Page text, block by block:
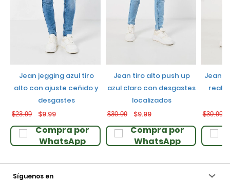
jean jegging azul tiro
alto con ajuste ceñido y
desgastes
$23.99 $9.99
Compra por
WhatsApp
jean tiro alto push up
azul claro con desgastes
localizados
$30.99 $9.99
Compra por
WhatsApp
jean push up negro con
$30.99
Síguenos en